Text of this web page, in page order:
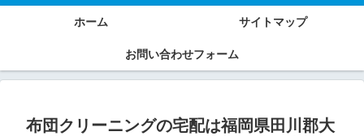
ホーム サイトマップ
お問い合わせフォーム
布団クリーニングの宅配は福岡県田川郡大